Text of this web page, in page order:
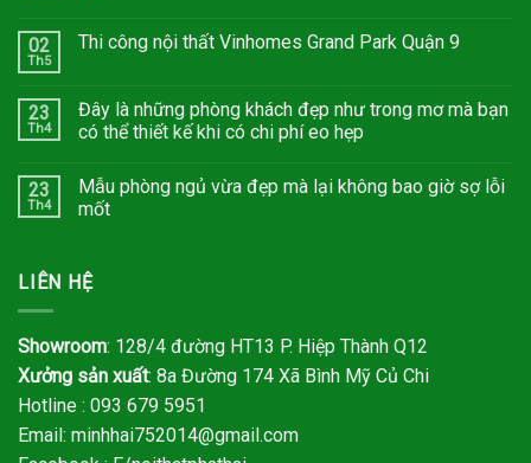
02
Th5
Thi công nội thất Vinhomes Grand Park Quận 9
23
Th4
Đây là những phòng khách đẹp như trong mơ mà bạn
có thể thiết kế khi có chi phí eo hẹp
23
Th4
Mẫu phòng ngủ vừa đẹp mà lại không bao giờ sợ lỗi
mốt
LIÊN HỆ
Showroom: 128/4 đường HT13 P. Hiệp Thành Q12
Xưởng sản xuất: 8a Đường 174 Xã Bình Mỹ Củ Chi
Hotline : 093 679 5951
Email: minhhai752014@gmail.com